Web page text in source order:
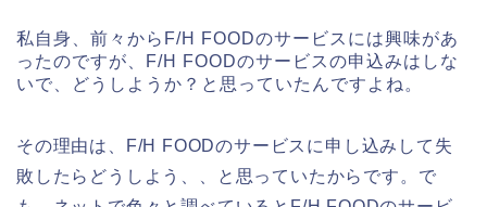
私自身、前々からF/H FOODのサービスには興味があ
ったのですが、F/H FOODのサービスの申込みはしな
いで、どうしようか？と思っていたんですよね。
その理由は、F/H FOODのサービスに申し込みして失
敗したらどうしよう、、と思っていたからです。で